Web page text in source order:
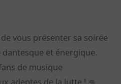
vous présenter sa soirée
dantesque et énergique.
de musique